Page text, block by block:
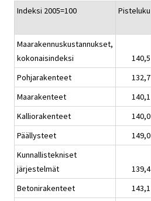
Indeksi 2005=100 Pisteluku
Maarakennuskustannukset,
kokonaisindeksi
140,5
Pohjarakenteet
132,7
Maarakenteet
140,1
Kalliorakenteet
140,0
Päällysteet
149,0
Kunnallistekniset
järjestelmät
139,4
Betonirakenteet
143,1